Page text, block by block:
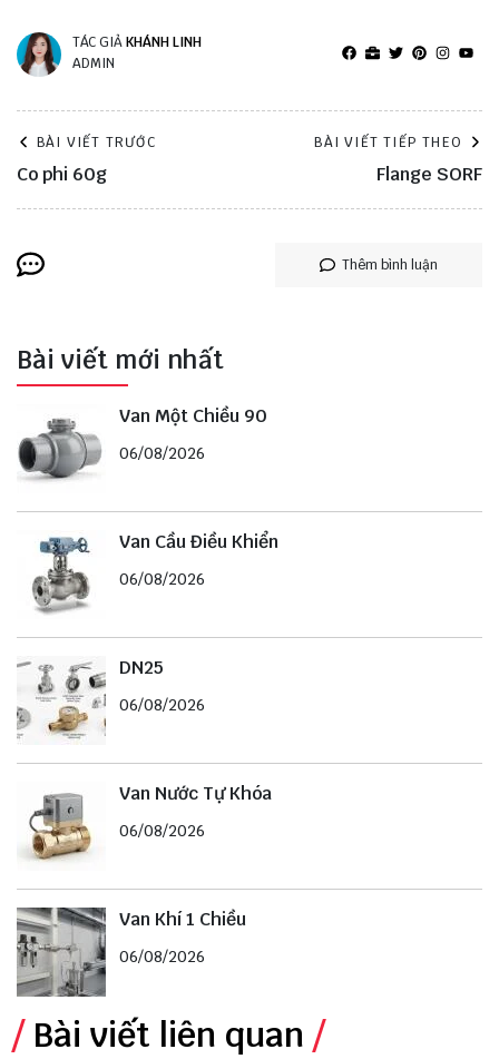
TÁC GIẢKHÁNH LINH
ADMIN
BÀI VIẾT TRƯỚC
Co phi 60g
BÀI VIẾT TIẾP THEO
Flange SORF
Thêm bình luận
Bài viết mới nhất
Van Một Chiều 90
06/08/2026
Van Cầu Điều Khiển
06/08/2026
DN25
06/08/2026
Van Nước Tự Khóa
06/08/2026
Van Khí 1 Chiều
06/08/2026
Bài viết liên quan